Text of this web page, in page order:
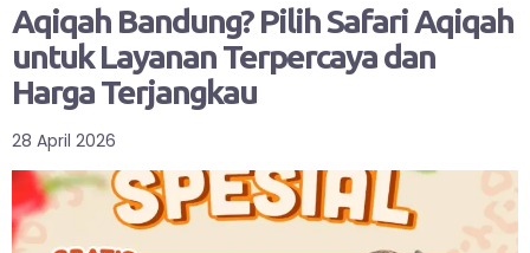
Aqiqah Bandung? Pilih Safari Aqiqah
untuk Layanan Terpercaya dan
Harga Terjangkau
28 April 2026